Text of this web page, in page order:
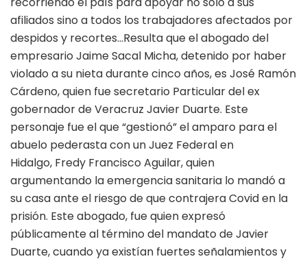
afiliados sino a todos los trabajadores afectados por
despidos y recortes…Resulta que el abogado del
empresario Jaime Sacal Micha, detenido por haber
violado a su nieta durante cinco años, es José Ramón
Cárdeno, quien fue secretario Particular del ex
gobernador de Veracruz Javier Duarte. Este
personaje fue el que “gestionó” el amparo para el
abuelo pederasta con un Juez Federal en
Hidalgo, Fredy Francisco Aguilar, quien
argumentando la emergencia sanitaria lo mandó a
su casa ante el riesgo de que contrajera Covid en la
prisión. Este abogado, fue quien expresó
públicamente al término del mandato de Javier
Duarte, cuando ya existían fuertes señalamientos y